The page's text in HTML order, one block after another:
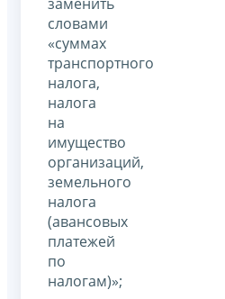
словами
«суммах
транспортного
налога,
налога
на
имущество
организаций,
земельного
налога
(авансовых
платежей
по
налогам)»;